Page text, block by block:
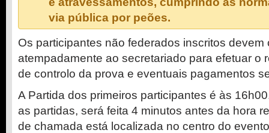
via pública por peões.
Os participantes não federados inscritos devem
atempadamente ao secretariado para efetuar o
de controlo da prova e eventuais pagamentos
A Partida dos primeiros participantes é às
as partidas, será feita 4 minutos antes da hora
de chamada está localizada no centro do